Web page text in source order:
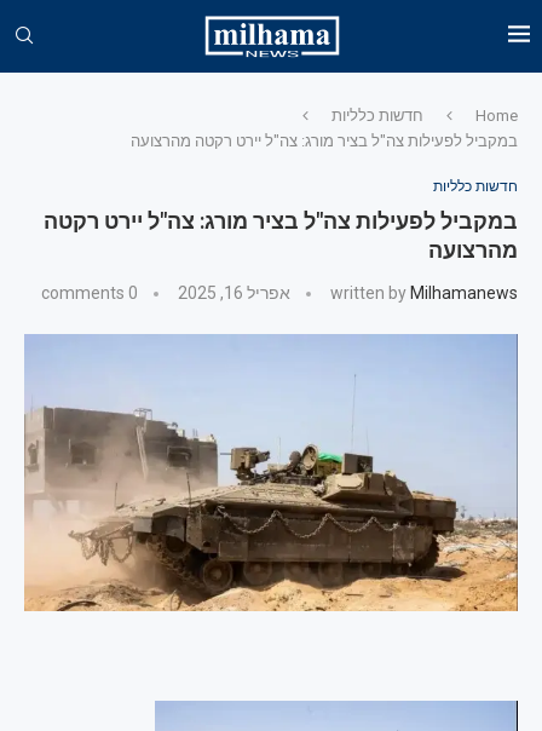
Home
חדשות כלליות
במקביל לפעילות צה"ל בציר מורג: צה"ל יירט רקטה מהרצועה
חדשות כלליות
במקביל לפעילות צה"ל בציר מורג: צה"ל יירט רקטה
מהרצועה
written by Milhamanews אפריל 16, 2025 0 comments